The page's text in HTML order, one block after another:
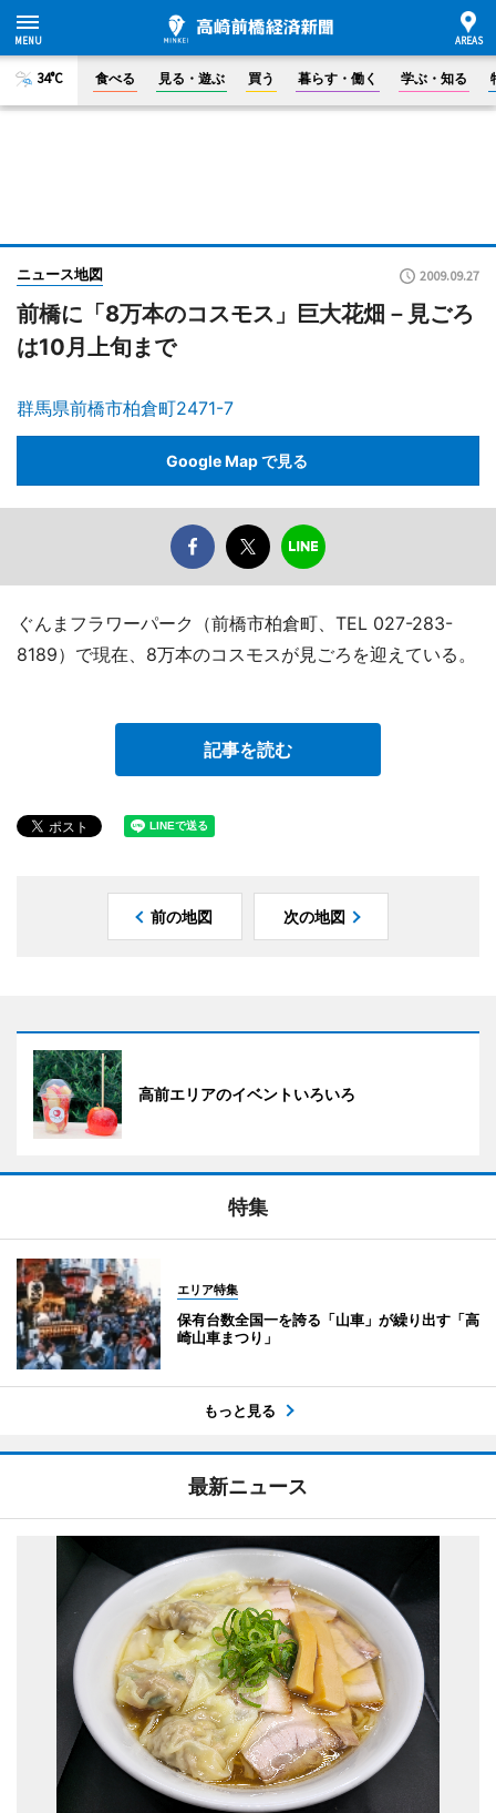
34°C 食べる 見る・遊ぶ 買う 暮らす・働く 学ぶ・知る
ニュース地図 2009.09.27
前橋に「8万本のコスモス」巨大花畑－見ごろ
は10月上旬まで
群馬県前橋市柏倉町2471-7
Google Map で見る
ぐんまフラワーパーク（前橋市柏倉町、TEL 027-283-
8189）で現在、8万本のコスモスが見ごろを迎えている。
記事を読む
前の地図 次の地図
高前エリアのイベントいろいろ
特集
エリア特集
保有台数全国一を誇る「山車」が繰り出す「高
崎山車まつり」
もっと見る
最新ニュース